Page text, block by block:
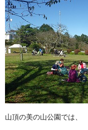
山頂の美の山公園では、